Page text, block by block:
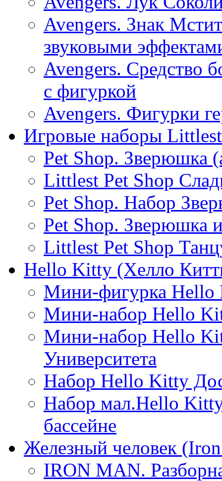
Avengers. Знак
звуковыми
Avengers. Средство
с фигуркой
Avengers. Фигурки
Игровые наборы
Pet Shop. Зверюшка
Littlest Pet Shop
Pet Shop. Набор
Pet Shop. Зверюшка
Littlest Pet Shop
Hello Kitty (Хелло
Мини-фигурка Hello
Мини-набор Hello
Мини-набор Hello
Университета
Набор Hello Kitty
Набор мал.Hello
бассейне
Железный человек
IRON MAN.